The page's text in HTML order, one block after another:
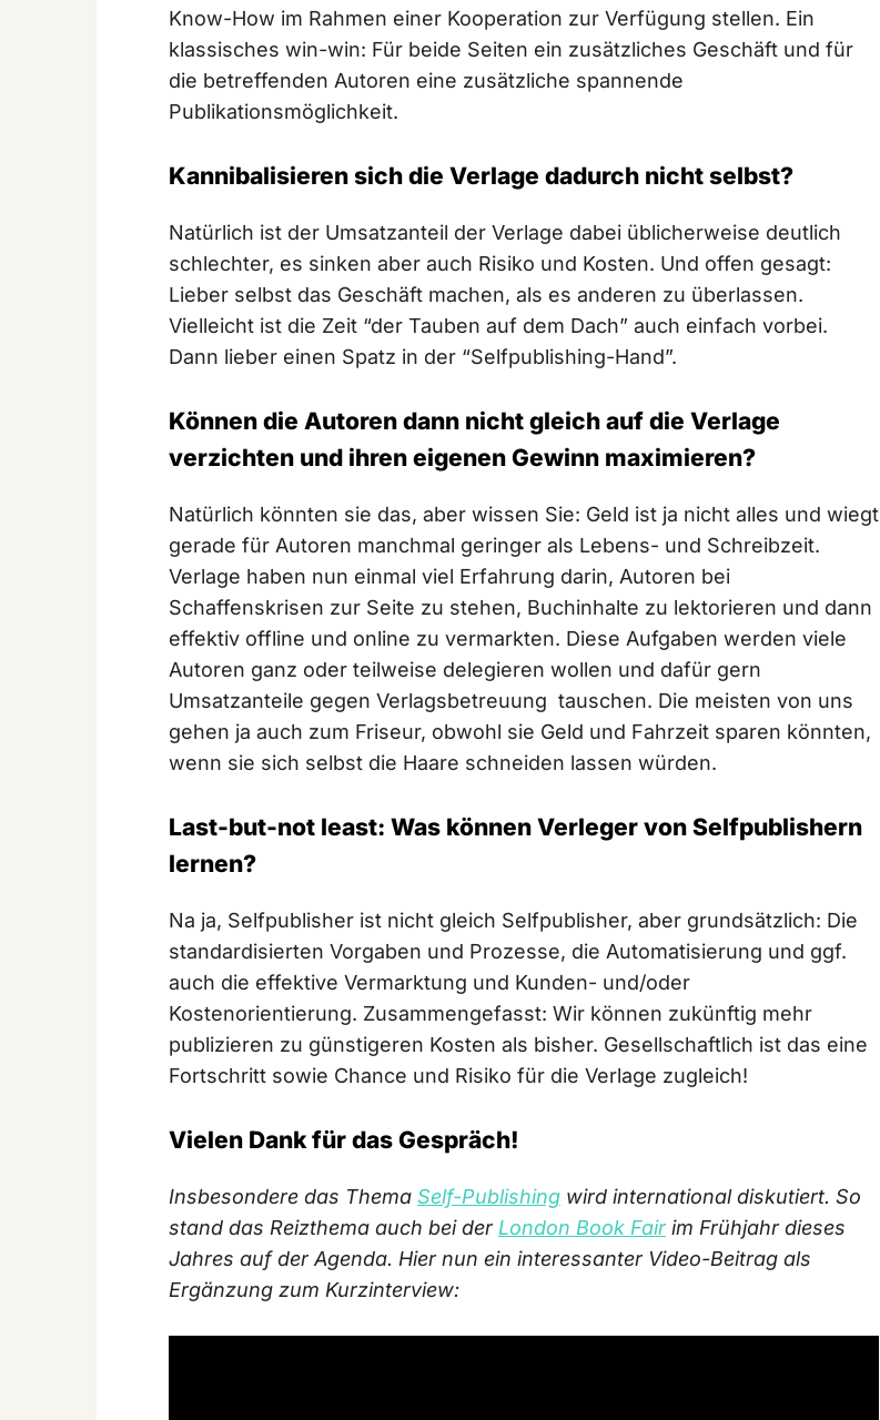
Know-How im Rahmen einer Kooperation zur Verfügung stellen. Ein
klassisches win-win: Für beide Seiten ein zusätzliches Geschäft und für
die betreffenden Autoren eine zusätzliche spannende
Publikationsmöglichkeit.
Kannibalisieren sich die Verlage dadurch nicht selbst?
Natürlich ist der Umsatzanteil der Verlage dabei üblicherweise deutlich
schlechter, es sinken aber auch Risiko und Kosten. Und offen gesagt:
Lieber selbst das Geschäft machen, als es anderen zu überlassen.
Vielleicht ist die Zeit “der Tauben auf dem Dach” auch einfach vorbei.
Dann lieber einen Spatz in der “Selfpublishing-Hand”.
Können die Autoren dann nicht gleich auf die Verlage
verzichten und ihren eigenen Gewinn maximieren?
Natürlich könnten sie das, aber wissen Sie: Geld ist ja nicht alles und wiegt
gerade für Autoren manchmal geringer als Lebens- und Schreibzeit.
Verlage haben nun einmal viel Erfahrung darin, Autoren bei
Schaffenskrisen zur Seite zu stehen, Buchinhalte zu lektorieren und dann
effektiv offline und online zu vermarkten. Diese Aufgaben werden viele
Autoren ganz oder teilweise delegieren wollen und dafür gern
Umsatzanteile gegen Verlagsbetreuung tauschen. Die meisten von uns
gehen ja auch zum Friseur, obwohl sie Geld und Fahrzeit sparen könnten,
wenn sie sich selbst die Haare schneiden lassen würden.
Last-but-not least: Was können Verleger von Selfpublishern
lernen?
Na ja, Selfpublisher ist nicht gleich Selfpublisher, aber grundsätzlich: Die
standardisierten Vorgaben und Prozesse, die Automatisierung und ggf.
auch die effektive Vermarktung und Kunden- und/oder
Kostenorientierung. Zusammengefasst: Wir können zukünftig mehr
publizieren zu günstigeren Kosten als bisher. Gesellschaftlich ist das eine
Fortschritt sowie Chance und Risiko für die Verlage zugleich!
Vielen Dank für das Gespräch!
Insbesondere das Thema Self-Publishing wird international diskutiert. So
stand das Reizthema auch bei der London Book Fair im Frühjahr dieses
Jahres auf der Agenda. Hier nun ein interessanter Video-Beitrag als
Ergänzung zum Kurzinterview: